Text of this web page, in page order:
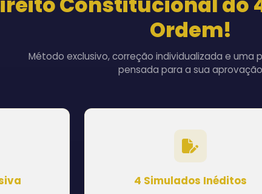
Ordem!
Método exclusivo, correção individualizada e uma
pensada para a sua aprovação
4 Simulados Inéditos